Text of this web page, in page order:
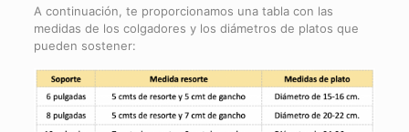
A continuación, te proporcionamos una tabla con las
medidas de los colgadores y los diámetros de platos que
pueden sostener: